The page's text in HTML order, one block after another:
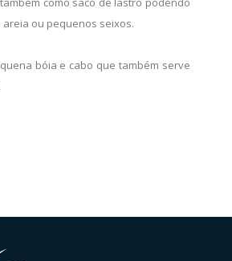
areia ou pequenos seixos.
bóia e cabo que também serve